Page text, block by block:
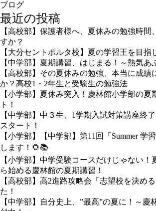
ブログ
最近の投稿
【高校部】保護者様へ、夏休みの勉強時間
すか？
【大分セントポルタ校】夏の学習王を目指
【中学部】夏期講習、はじまる！～熱気あ
【高校部】その夏休みの勉強、本当に成績
か？高校1・2年生と受験生の勉強法
【小学部】夏休み突入！慶林館小学部の夏
ト！
【中学部】中３生、1学期入試対策講座終
スタート！
【小学部】【中学部】第11回「Summer 学
します！🌻📚
【小学部】中学受験コースだけじゃない！
ら始める慶林館の夏期講習！
【高校部】高2進路攻略会「志望校を決め
た！
【中学部】自分史上、”最高”の夏に！～慶